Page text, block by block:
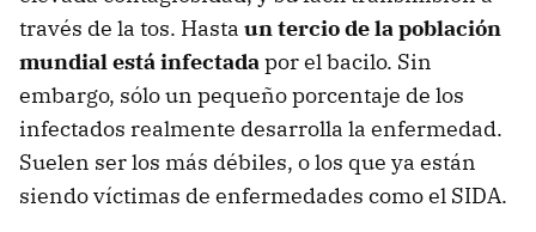
través de la tos. Hasta un tercio de la población
mundial está infectadapor el bacilo. Sin
embargo, sólo un pequeño porcentaje de los
infectados realmente desarrolla la enfermedad.
Suelen ser los más débiles, o los que ya están
siendo víctimas de enfermedades como el SIDA.